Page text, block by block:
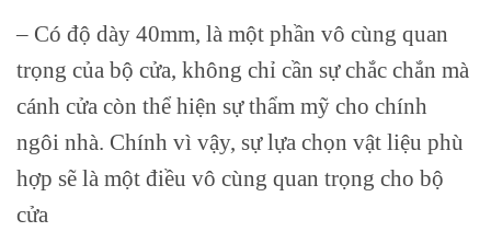
– Có độ dày 40mm, là một phần vô cùng quan
trọng của bộ cửa, không chỉ cần sự chắc chắn mà
cánh cửa còn thể hiện sự thẩm mỹ cho chính
ngôi nhà. Chính vì vậy, sự lựa chọn vật liệu phù
hợp sẽ là một điều vô cùng quan trọng cho bộ
cửa